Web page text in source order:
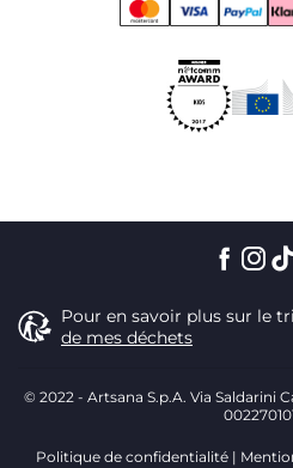
Pour en savoir plus sur le
de mes déchets
© 2022 - Artsana S.p.A. Via Saldarini
Politique de confidentialité